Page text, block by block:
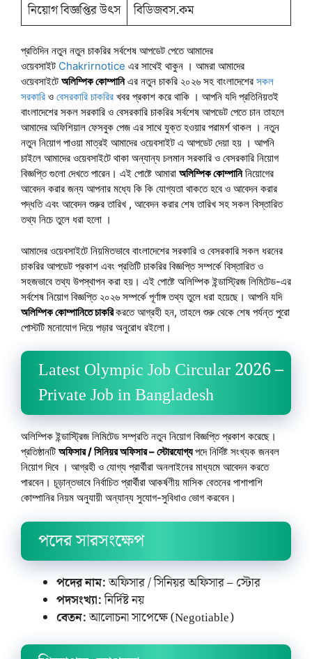
নিয়োগ বিজ্ঞপ্তির উৎস
বিডিজবস.কম
প্রতিদিন নতুন নতুন চাকরির সর্বশেষ আপডেট পেতে আমাদের
ওয়েবসাইট Chakrirnotice এর সাথেই থাকুন । আমরা আমাদের
ওয়েবসাইটে অলিম্পিক কোম্পানিএর নতুন চাকরি ২০২৬ সহ বাংলাদেশের সকল
সরকারি ও বেসরকারি চাকরির খবর প্রকাশ করে থাকি । আপনি যদি প্রতিনিয়তই
বাংলাদেশের সকল সরকারি ও বেসরকারি চাকরির সর্বশেষ আপডেট পেতে চান তাহলে
আমাদের অফিশিয়াল ফেসবুক পেজ এর সাথে যুক্ত হওয়ার পরামর্শ থাকল । নতুন
নতুন নিয়োগ পাওয়া মাত্রই আমাদের ওয়েবসাইট এ আপডেট দেয়া হয় । আপনি
চাইলে আমাদের ওয়েবসাইটে থাকা অন্যান্য চলমান সরকারি ও বেসরকারি নিয়োগ
বিজ্ঞপ্তি গুলো দেখতে পারেন। এই পোষ্টে আমারা অলিম্পিক কোম্পানিনিয়োগের
আবেদন করার জন্য আপনার মধ্যে কি কি যোগ্যতা থাকতে হবে ও আবেদন করার
পদ্ধতি এবং আবেদন শুরুর তারিখ , আবেদন করার শেষ তারিখ সহ সকল বিস্তারিত
তথ্য নিচে তুলে ধরা হলো ।
আমাদের ওয়েবসাইটে নিয়মিতভাবে বাংলাদেশের সরকারি ও বেসরকারি সকল ধরনের
চাকরির আপডেট প্রকাশ এবং প্রতিটি চাকরির বিজ্ঞপ্তি সম্পর্কে বিস্তারিত ও
সহজভাবে তথ্য উপস্থাপন করা হয়। এই পোষ্টে অলিম্পিক ইন্ডাস্ট্রিজ লিমিটেড-এর
সর্বশেষ নিয়োগ বিজ্ঞপ্তি ২০২৬ সম্পর্কে পূর্ণাঙ্গ তথ্য তুলে ধরা হয়েছে। আপনি যদি
অলিম্পিক কোম্পানিতে চাকরিকরতে আগ্রহী হন, তাহলে শুরু থেকে শেষ পর্যন্ত পুরো
পোস্টটি মনোযোগ দিয়ে পড়ার অনুরোধ রইলো।
Latest Olympic Job Circular 2026 –
Private Job in Bangladesh
অলিম্পিক ইন্ডাস্ট্রিজ লিমিটেড সম্প্রতি নতুন নিয়োগ বিজ্ঞপ্তি প্রকাশ করেছে।
প্রতিষ্ঠানটি অফিসার / সিনিয়র অফিসার – স্টোরযোগ্যপদে নির্দিষ্ট সংখ্যক জনবল
নিয়োগ দিবে । আগ্রহী ও যোগ্য প্রার্থীরা অনলাইনের মাধ্যমে আবেদন করতে
পারবেন। চূড়ান্তভাবে নির্বাচিত প্রার্থীরা আকর্ষণীয় মাসিক বেতনের পাশাপাশি
কোম্পানির নিয়ম অনুযায়ী অন্যান্য সুযোগ-সুবিধাও ভোগ করবেন।
পদের সারসংক্ষেপ
পদের নাম:অফিসার / সিনিয়র অফিসার – স্টোর
পদসংখ্যা:নির্দিষ্ট নয়
বেতন:আলোচনা সাপেক্ষে (Negotiable)